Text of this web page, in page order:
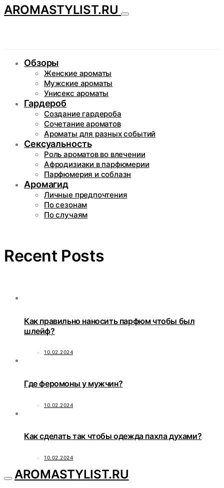
AROMASTYLIST.RU
Обзоры
Женские ароматы
Мужские ароматы
Унисекс ароматы
Гардероб
Создание гардероба
Сочетание ароматов
Ароматы для разных событий
Сексуальность
Роль ароматов во влечении
Афродизиаки в парфюмерии
Парфюмерия и соблазн
Аромагид
Личные предпочтения
По сезонам
По случаям
Recent Posts
Как правильно наносить парфюм чтобы был
шлейф?
10.02.2024
Где феромоны у мужчин?
10.02.2024
Как сделать так чтобы одежда пахла духами?
10.02.2024
AROMASTYLIST.RU